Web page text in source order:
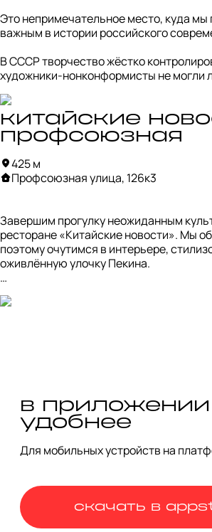
Именно в стенах этой квартиры были
альбомы «Группа крови», «Звезда по
«Последний герой». Вот так, в обычной
творила легенда рок-музыки.
Это непримечательное место, куда мы
важным в истории российского
В СССР творчество жёстко
художники-нонконформисты не могли
показывать свои работы. А им очень
сентября 1974 года они решили
на беляевском пустыре.
Власти разогнали выставку
работ по благоустройству. От этого
«бульдозерной» выставкой.
недели власти разрешили первую
нонконформистов в Измайлово. Так
изменил ход истории искусства.
китайские
профсоюзная
425 м
Профсоюзная улица, 126к3
Завершим прогулку неожиданным
ресторане «Китайские новости». Мы
поэтому очутимся в интерьере,
оживлённую улочку Пекина.
Здесь готовят азиатскую кухню, но
наши европейские рецепторы. Приятно
наша прогулка смогла вам это доказать.
в приложении
удобнее
Для мобильных устройств на
скачать в